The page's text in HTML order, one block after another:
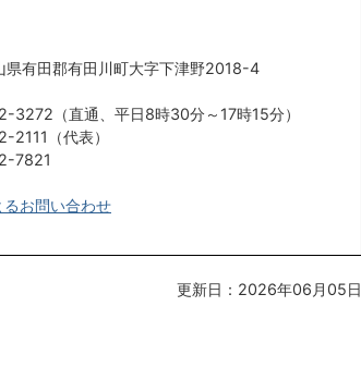
有田郡有田川町大字下津野2018-4
3272（直通、平日8時30分～17時15分）
2111（代表）
7821
るお問い合わせ
更新日：2026年06月05日